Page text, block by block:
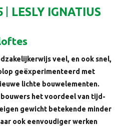
LESLY IGNATIUS
veel, en ook snel,
geëxperimenteerd met
lichte bouwelementen.
het voordeel van tijd-
gewicht betekende minder
ook eenvoudiger werken